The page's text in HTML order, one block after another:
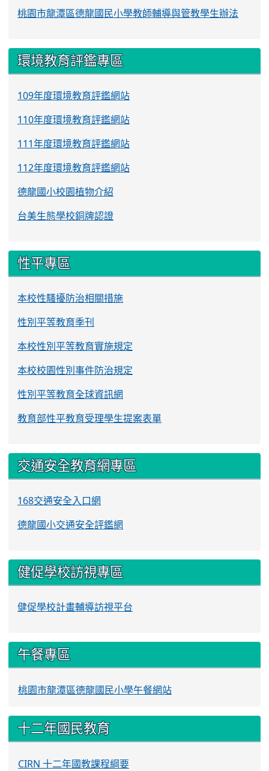
桃園市龍潭區德龍國民小學教師輔導與管教學生辦法
環境教育評鑑專區
109年度環境教育評鑑網站
110年度環境教育評鑑網站
111年度環境教育評鑑網站
112年度環境教育評鑑網站
德龍國小校園植物介紹
台美生態學校銅牌認證
性平專區
本校性騷擾防治相關措施
性別平等教育季刊
本校性別平等教育實施規定
本校校園性別事件防治規定
性別平等教育全球資訊網
教育部性平教育受理學生提案表單
交通安全教育網專區
168交通安全入口網
德龍國小交通安全評鑑網
健促學校訪視專區
健促學校計畫輔導訪視平台
午餐專區
桃園市龍潭區德龍國民小學午餐網站
十二年國民教育
CIRN 十二年國教課程綱要